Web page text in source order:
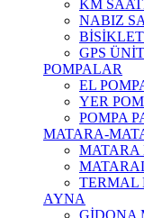
KM
NABIZ
GPS
POMPALAR
EL
YER
POMPA
MATARA-
MATARA
TERMAL
AYNA
GİDONA